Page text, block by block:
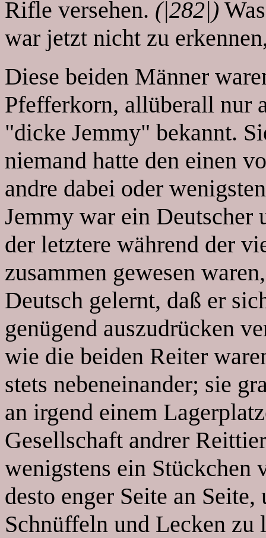
Rifle versehen. (|282|)
war jetzt nicht zu
Diese beiden Männer
Pfefferkorn, allüberall nur
"dicke Jemmy" bekannt.
niemand hatte den einen
andre dabei oder
Jemmy war ein Deutscher
der letztere während der
zusammen gewesen
Deutsch gelernt, daß er
genügend auszudrücken
wie die beiden Reiter
stets nebeneinander; sie
an irgend einem
Gesellschaft andrer
wenigstens ein Stückchen
desto enger Seite an
Schnüffeln und Lecken zu